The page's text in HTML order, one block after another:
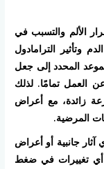
الألم والتسبب في
وتأثير الترامادول
المحدد إلى جعل
العمل تمامًا. لذلك
زائدة، مع أعراض
المرضية.
آثار جانبية أو أعراض
أي تغييرات في ضغط